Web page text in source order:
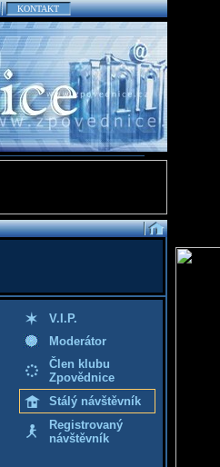
KONTAKT
V.I.P.
Moderátor
Člen klubu
Zpovědnice
Stálý návštěvník
Registrovaný
návštěvník